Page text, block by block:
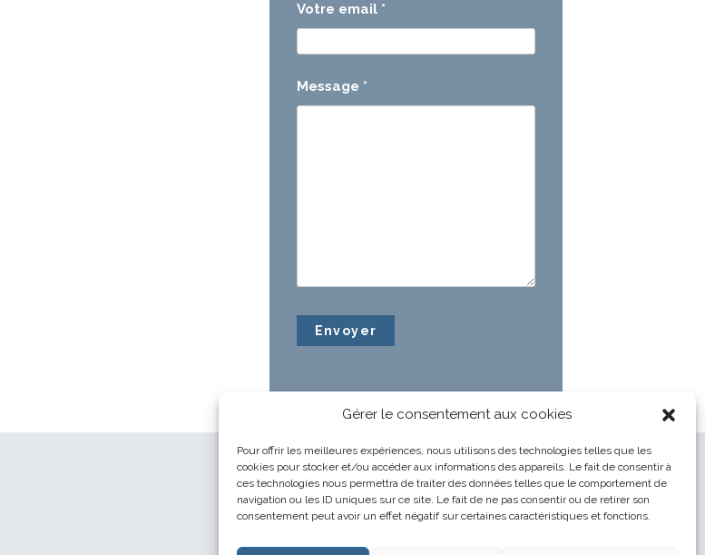
Gérer le consentement aux cookies
Pour offrir les meilleures expériences, nous utilisons des technologies telles que les
cookies pour stocker et/ou accéder aux informations des appareils. Le fait de consentir à
ces technologies nous permettra de traiter des données telles que le comportement de
navigation ou les ID uniques sur ce site. Le fait de ne pas consentir ou de retirer son
consentement peut avoir un effet négatif sur certaines caractéristiques et fonctions.
Votre email *
Message *